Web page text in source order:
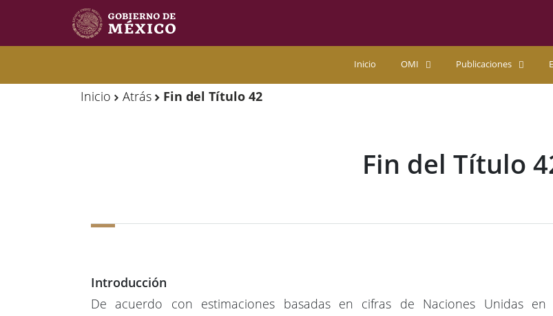
de
Migración
de
Migración
Inicio OMI Publicaciones
Inicio Atrás Fin del Título 42
Fin del Título
Introducción
De acuerdo con estimaciones basadas en cifras de Naciones Unidas